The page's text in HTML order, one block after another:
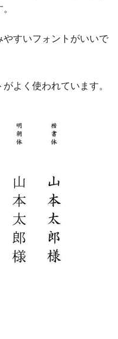
すいフォントがいいで
よく使われています。